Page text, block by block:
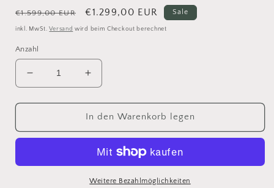
Normaler
Preis
€1.599,00 EUR Verkaufspreis
€1.299,00 EUR Sale
inkl. MwSt.Versand wird beim Checkout berechnet
Anzahl
Verringere
die
Menge
Brillantring
–
Erhöhe
die
Menge
für
Brillantring
Gold
–
Kronenring
In den Warenkorb legen
Weitere Bezahlmöglichkeiten